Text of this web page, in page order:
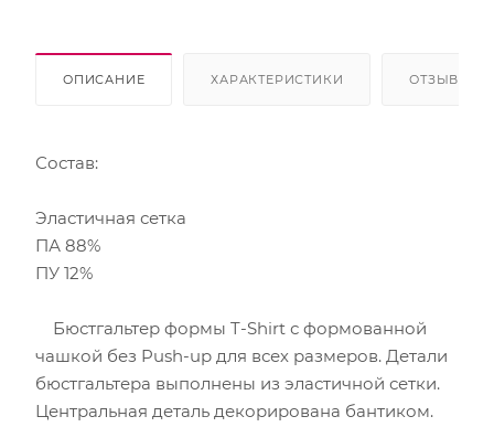
ОПИСАНИЕ ХАРАКТЕРИСТИКИ ОТЗЫВЫ
Состав:
Эластичная сетка
ПА 88%
ПУ 12%
Бюстгальтер формы T-Shirt с формованной
чашкой без Push-uр для всех размеров. Детали
бюстгальтера выполнены из эластичной сетки.
Центральная деталь декорирована бантиком.